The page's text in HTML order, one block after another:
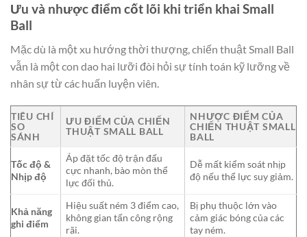
Ưu và nhược điểm cốt lõi khi triển khai Small
Ball
Mặc dù là một xu hướng thời thượng, chiến thuật Small Ball
vẫn là một con dao hai lưỡi đòi hỏi sự tính toán kỹ lưỡng về
nhân sự từ các huấn luyện viên.
TIÊU CHÍ
SO
SÁNH
ƯU ĐIỂM CỦA CHIẾN
THUẬT SMALL BALL
NHƯỢC ĐIỂM CỦA
CHIẾN THUẬT SMALL
BALL
Tốc độ &
Nhịp độ
Áp đặt tốc độ trận đấu
cực nhanh, bào mòn thể
lực đối thủ.
Dễ mất kiểm soát nhịp
độ nếu thể lực suy giảm.
Khả năng
ghi điểm
Hiệu suất ném 3 điểm cao,
không gian tấn công rộng
rãi.
Bị phụ thuộc lớn vào
cảm giác bóng của các
tay ném.